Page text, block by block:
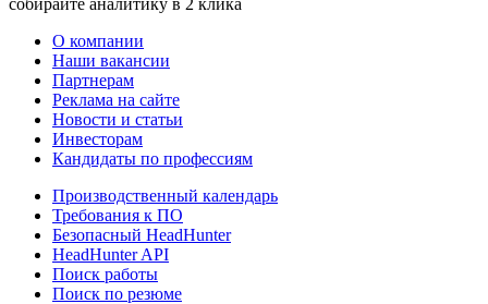
О компании
Наши вакансии
Партнерам
Реклама на сайте
Новости и статьи
Инвесторам
Кандидаты по профессиям
Производственный календарь
Требования к ПО
Безопасный HeadHunter
HeadHunter API
Поиск работы
Поиск по резюме